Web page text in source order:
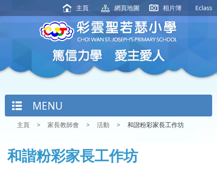
主頁 網頁地圖 相片簿 Eclass
MENU
主頁 > 家長教師會 > 活動 > 和諧粉彩家長工作坊
和諧粉彩家長工作坊